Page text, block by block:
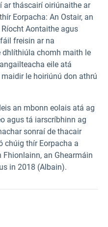
ar tháscairí oiriúnaithe ar
Eorpacha: An Ostair, an
Aontaithe agus
freisin ar na
chomh maith le
eile atá
le hoiriúnú don athrú
an mbonn eolais atá ag
agus tá iarscríbhinn ag
sonraí de thacair
chúig thír Eorpacha a
an Ghearmáin
in 2018 (Albain).